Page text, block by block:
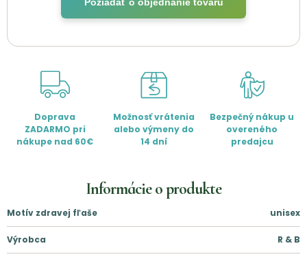
Doprava
ZADARMO pri
nákupe nad 60€
Možnosť vrátenia
alebo výmeny do
14 dní
Bezpečný nákup u
overeného
predajcu
Informácie o produkte
Motív zdravej fľaše unisex
Výrobca R & B